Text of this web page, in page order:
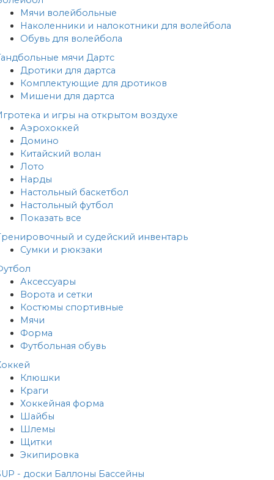
Мячи волейбольные
Наколенники и налокотники для волейбола
Обувь для волейбола
мячи Дартс
Дротики для дартса
Комплектующие для дротиков
Мишени для дартса
и игры на открытом воздухе
Аэрохоккей
Домино
Китайский волан
Лото
Нарды
Настольный баскетбол
Настольный футбол
Показать все
и судейский инвентарь
Сумки и рюкзаки
Аксессуары
Ворота и сетки
Костюмы спортивные
Мячи
Форма
Футбольная обувь
Клюшки
Краги
Хоккейная форма
Шайбы
Шлемы
Щитки
Экипировка
- доски Баллоны Бассейны